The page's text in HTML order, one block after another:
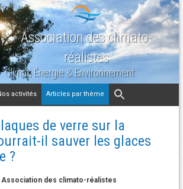
Association des climato-
réalistes
Climat, Énergie & Environnement
activités Articles par thème
de verre sur la
il sauver les glaces
?
Association des climato-réalistes